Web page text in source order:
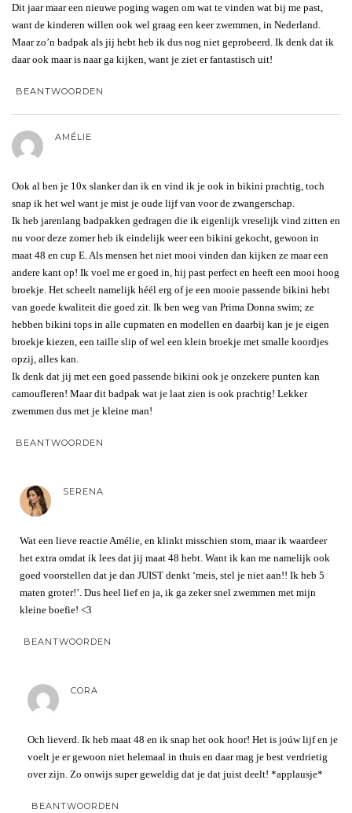
Dit jaar maar een nieuwe poging wagen om wat te vinden wat bij me past,
want de kinderen willen ook wel graag een keer zwemmen, in Nederland.
Maar zo’n badpak als jij hebt heb ik dus nog niet geprobeerd. Ik denk dat ik
daar ook maar is naar ga kijken, want je ziet er fantastisch uit!
BEANTWOORDEN
AMÉLIE
Ook al ben je 10x slanker dan ik en vind ik je ook in bikini prachtig, toch
snap ik het wel want je mist je oude lijf van voor de zwangerschap.
Ik heb jarenlang badpakken gedragen die ik eigenlijk vreselijk vind zitten en
nu voor deze zomer heb ik eindelijk weer een bikini gekocht, gewoon in
maat 48 en cup E. Als mensen het niet mooi vinden dan kijken ze maar een
andere kant op! Ik voel me er goed in, hij past perfect en heeft een mooi hoog
broekje. Het scheelt namelijk héél erg of je een mooie passende bikini hebt
van goede kwaliteit die goed zit. Ik ben weg van Prima Donna swim; ze
hebben bikini tops in alle cupmaten en modellen en daarbij kan je je eigen
broekje kiezen, een taille slip of wel een klein broekje met smalle koordjes
opzij, alles kan.
Ik denk dat jij met een goed passende bikini ook je onzekere punten kan
camoufleren! Maar dit badpak wat je laat zien is ook prachtig! Lekker
zwemmen dus met je kleine man!
BEANTWOORDEN
SERENA
Wat een lieve reactie Amélie, en klinkt misschien stom, maar ik waardeer
het extra omdat ik lees dat jij maat 48 hebt. Want ik kan me namelijk ook
goed voorstellen dat je dan JUIST denkt ‘meis, stel je niet aan!! Ik heb 5
maten groter!’. Dus heel lief en ja, ik ga zeker snel zwemmen met mijn
kleine boefie! <3
BEANTWOORDEN
CORA
Och lieverd. Ik heb maat 48 en ik snap het ook hoor! Het is joúw lijf en je
voelt je er gewoon niet helemaal in thuis en daar mag je best verdrietig
over zijn. Zo onwijs super geweldig dat je dat juist deelt! *applausje*
BEANTWOORDEN